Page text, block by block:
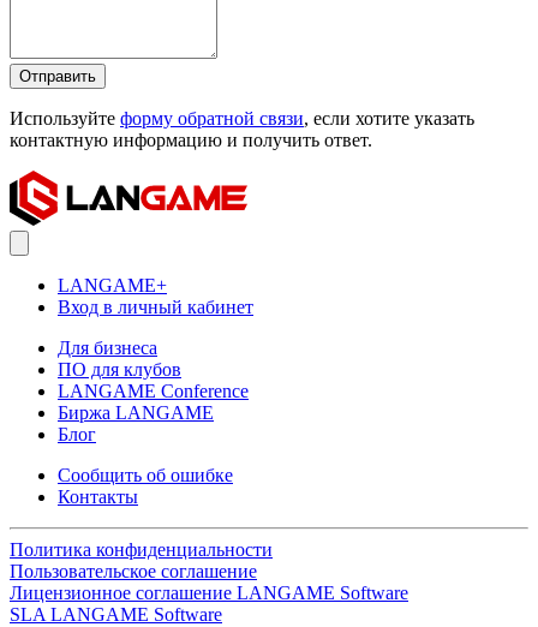
Отправить
Используйте форму обратной связи, если хотите указать
контактную информацию и получить ответ.
LANGAME+
Вход в личный кабинет
Для бизнеса
ПО для клубов
LANGAME Conference
Биржа LANGAME
Блог
Сообщить об ошибке
Контакты
Политика конфиденциальности
Пользовательское соглашение
Лицензионное соглашение LANGAME Software
SLA LANGAME Software